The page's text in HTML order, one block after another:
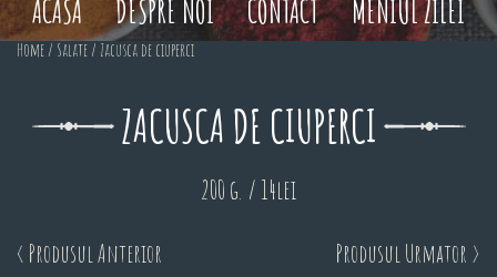
ACASA DESPRE NOI CONTACT MENIUL ZILEI
Home / Salate / Zacusca de ciuperci
ZACUSCA DE CIUPERCI
200 g. / 14lei
< Produsul Anterior Produsul Urmator >